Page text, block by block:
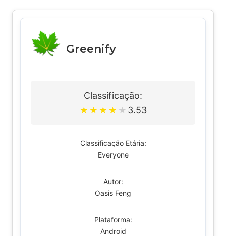
Greenify
Classificação:
★ ★ ★ ★ ★ 3.53
Classificação Etária:
Everyone
Autor:
Oasis Feng
Plataforma:
Android